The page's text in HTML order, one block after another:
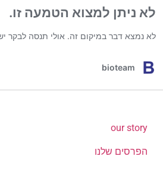
our story
הפרסים שלנו